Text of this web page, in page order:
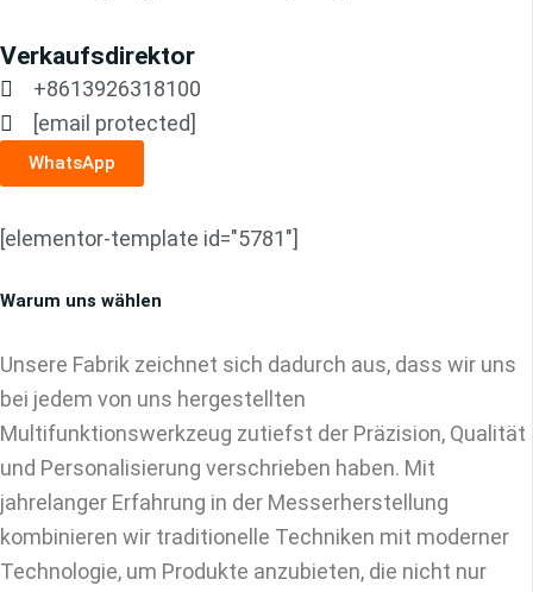
Verkaufsdirektor
+8613926318100
[email protected]
WhatsApp
[elementor-template id="5781"]
Warum uns wählen
Unsere Fabrik zeichnet sich dadurch aus, dass wir uns
bei jedem von uns hergestellten
Multifunktionswerkzeug zutiefst der Präzision, Qualität
und Personalisierung verschrieben haben. Mit
jahrelanger Erfahrung in der Messerherstellung
kombinieren wir traditionelle Techniken mit moderner
Technologie, um Produkte anzubieten, die nicht nur